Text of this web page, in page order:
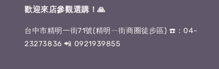
歡迎來店參觀選購！🙏
台中市精明一街71號(精明ㄧ街商圈徒步區) ☎️：04-
23273836 📲 0921939855